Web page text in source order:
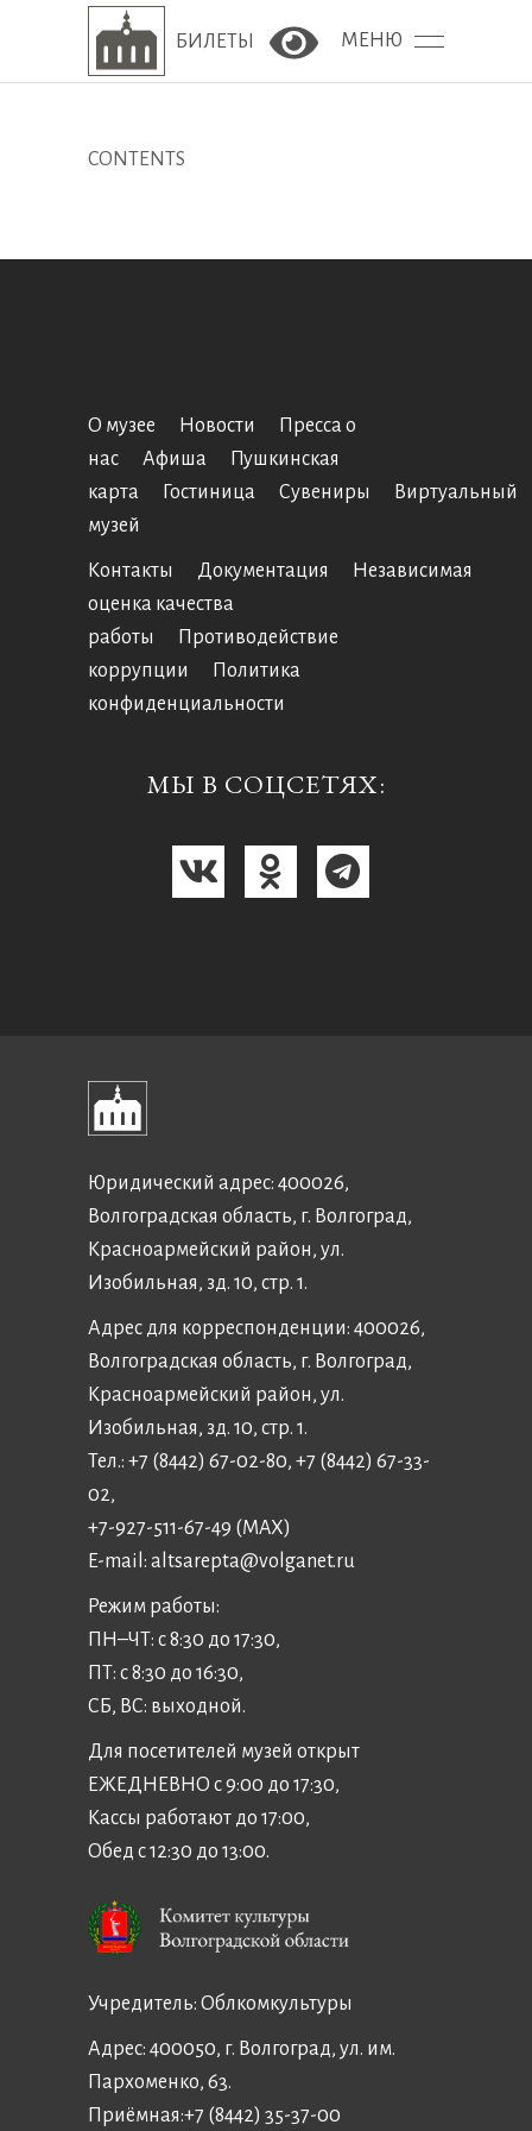
БИЛЕТЫ Версия сайта для
МЕНЮ
CONTENTS
О музее Новости
Пресса о
нас
Афиша
Пушкинская
карта
Гостиница Сувениры
Виртуальный
музей
Контакты Документация
Независимая
оценка качества
работы
Противодействие
коррупции
Политика
конфиденциальности
МЫ В СОЦСЕТЯХ:
Юридический адрес: 400026,
Волгоградская область, г. Волгоград,
Красноармейский район, ул.
Изобильная, зд. 10, стр. 1.
Адрес для корреспонденции: 400026,
Волгоградская область, г. Волгоград,
Красноармейский район, ул.
Изобильная, зд. 10, стр. 1.
Тел.: +7 (8442) 67-02-80, +7 (8442) 67-33-
02,
+7-927-511-67-49 (MAX)
E-mail: altsarepta@volganet.ru
Режим работы:
ПН–ЧТ: с 8:30 до 17:30,
ПТ: с 8:30 до 16:30,
СБ, ВС: выходной.
Для посетителей музей открыт
ЕЖЕДНЕВНО с 9:00 до 17:30,
Кассы работают до 17:00,
Обед с 12:30 до 13:00.
Учредитель: Облкомкультуры
Адрес: 400050, г. Волгоград, ул. им.
Пархоменко, 63.
Приёмная:+7 (8442) 35-37-00